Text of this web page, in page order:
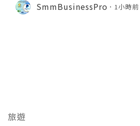
SmmBusinessPro 1小時前
旅遊